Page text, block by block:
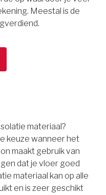
Meestal is de
materiaal?
keuze wanneer het
maakt gebruik van
dat je vloer goed
materiaal kan op alle
en is zeer geschikt